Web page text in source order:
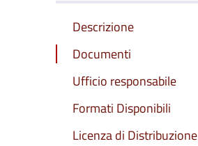
Descrizione
Documenti
Ufficio responsabile
Formati Disponibili
Licenza di Distribuzione